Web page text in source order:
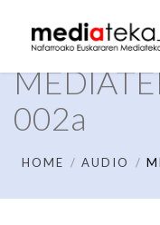
002a
HOME AUDIO